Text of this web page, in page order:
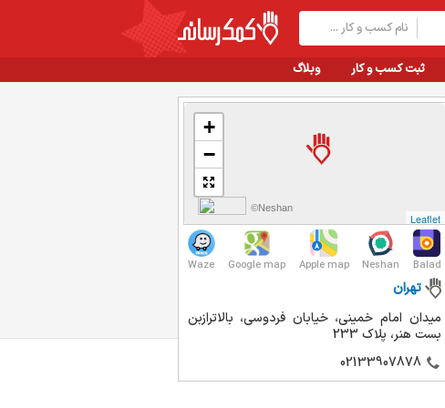
وبلاگ ثبت کسب و کار
+
−
Leaflet
©Neshan
Balad
Neshan
Apple map
Google map
Waze
تهران
میدان امام خمینی، خیابان فردوسی، بالاترازبن
بست هنر، پلاک 233
02133907878